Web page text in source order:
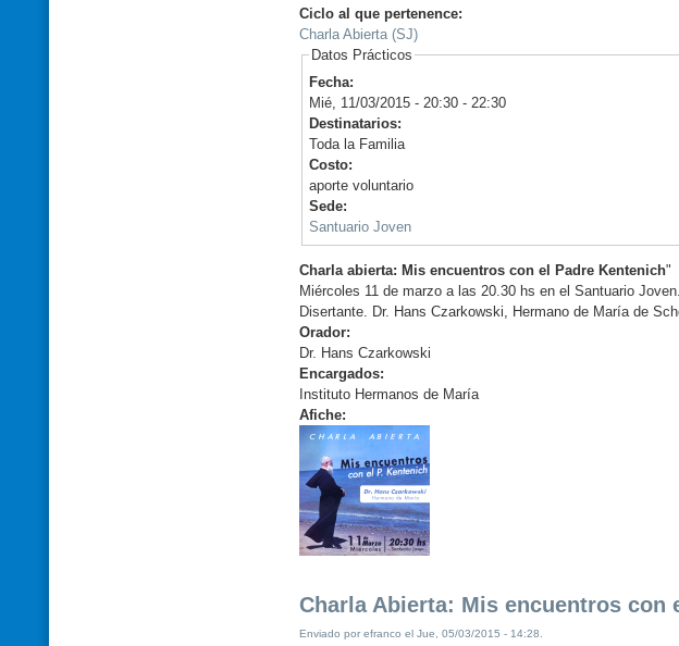
Ciclo al que pertenence:
Charla Abierta (SJ)
Datos Prácticos
Fecha:
Mié, 11/03/2015 -20:30 -22:30
Destinatarios:
Toda la Familia
Costo:
aporte voluntario
Sede:
Santuario Joven
Charla abierta: Mis encuentros con el Padre Kentenich"
Miércoles 11 de marzo a las 20.30 hs en el Santuario Joven.
Disertante. Dr. Hans Czarkowski, Hermano de María de
Orador:
Dr. Hans Czarkowski
Encargados:
Instituto Hermanos de María
Afiche:
Charla Abierta: Mis encuentros con
Enviado por efranco el Jue, 05/03/2015 - 14:28.